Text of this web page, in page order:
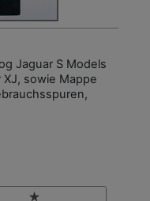
Jaguar S Models
sowie Mappe